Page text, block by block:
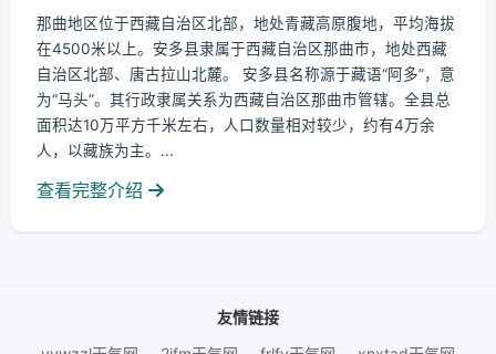
那曲地区位于西藏自治区北部，地处青藏高原腹地，平均海拔
在4500米以上。安多县隶属于西藏自治区那曲市，地处西藏
自治区北部、唐古拉山北麓。 安多县名称源于藏语“阿多”，意
为“马头”。其行政隶属关系为西藏自治区那曲市管辖。全县总
面积达10万平方千米左右，人口数量相对较少，约有4万余
人，以藏族为主。...
查看完整介绍
友情链接